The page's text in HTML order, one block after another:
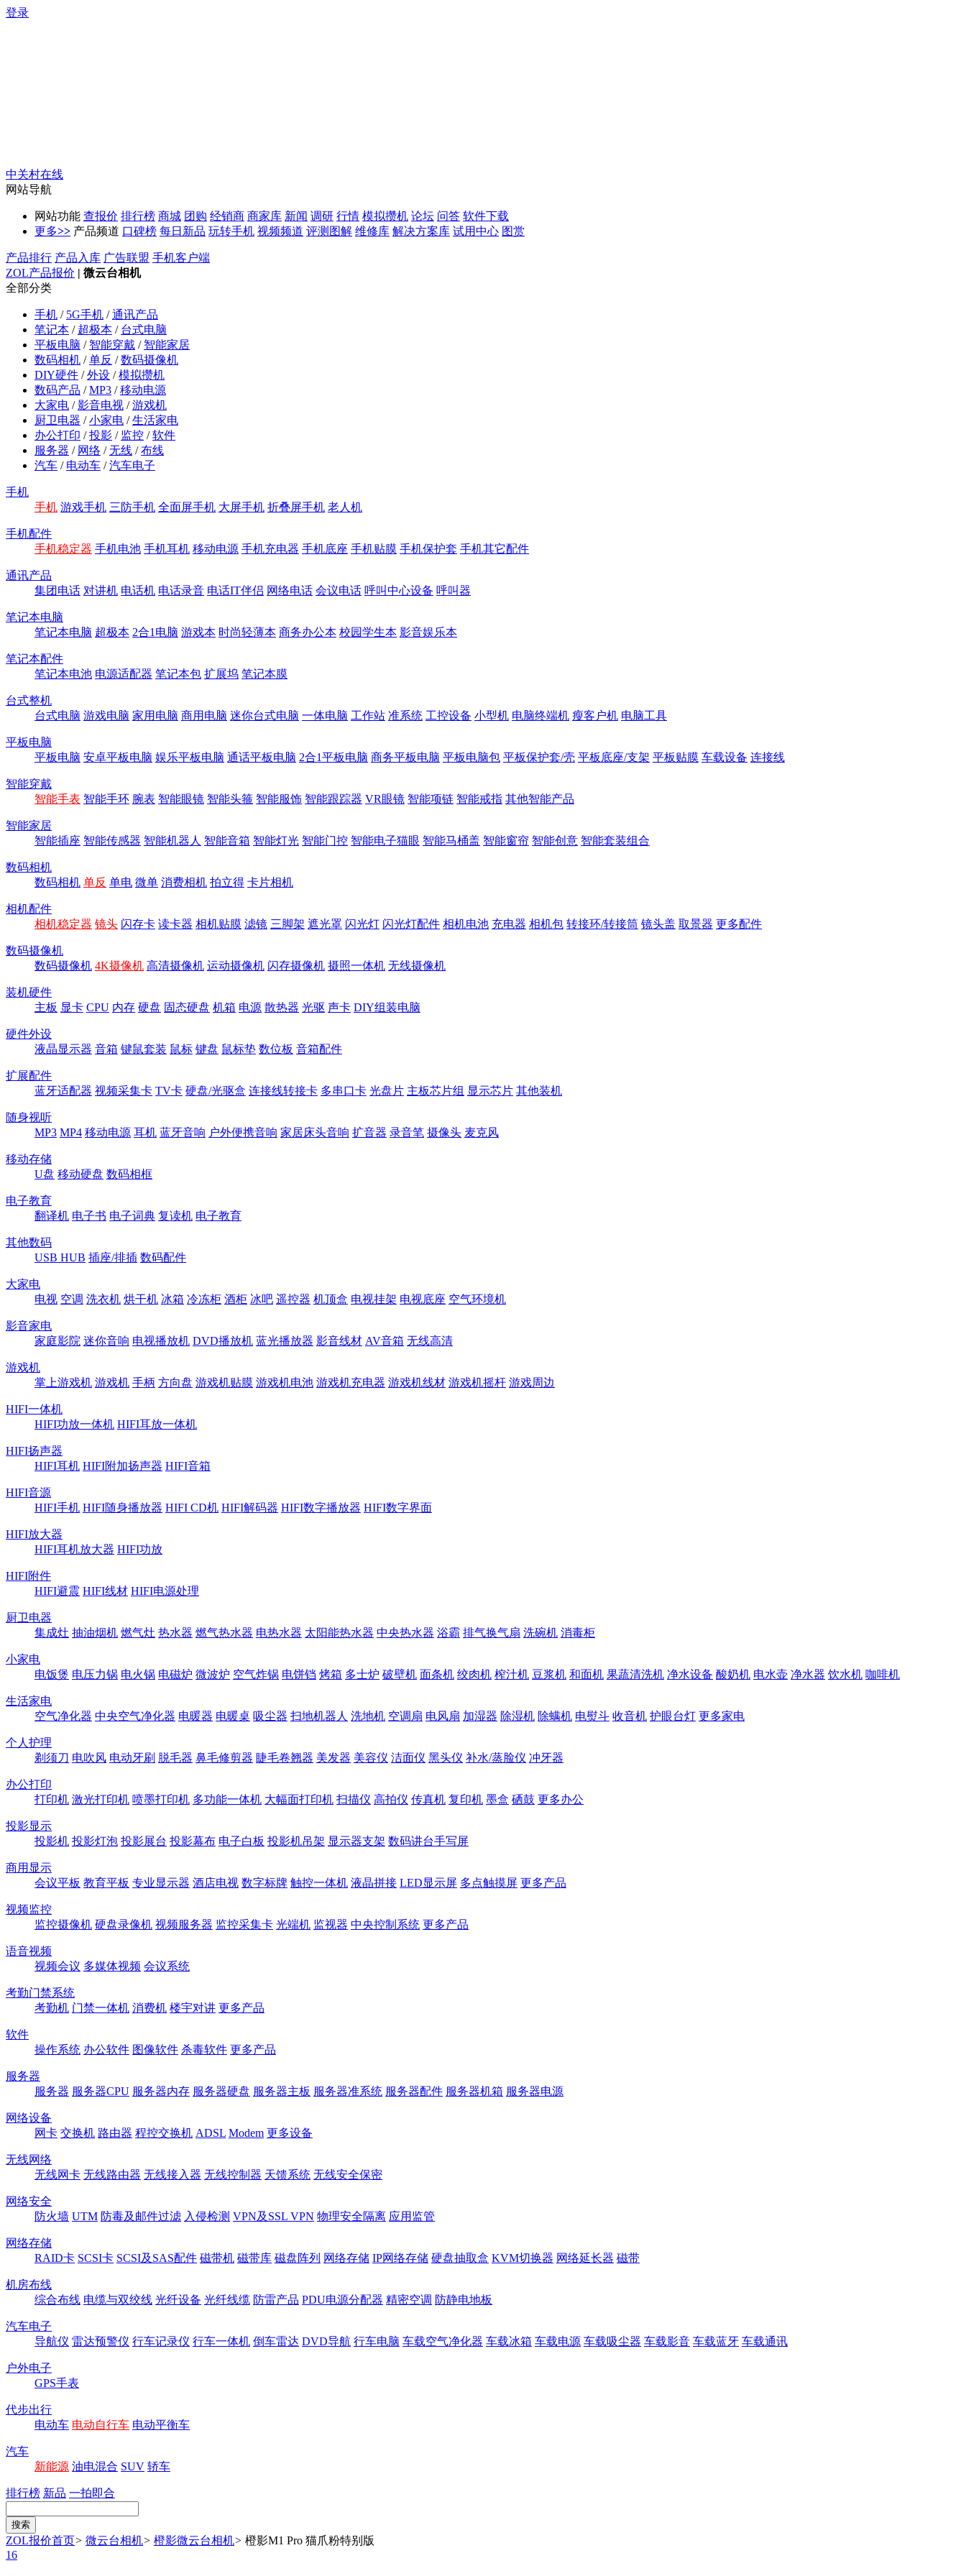
登录
中关村在线
网站导航
网站功能 查报价 排行榜 商城 团购 经销商 商家库 新闻 调研 行情 模拟攒机 论坛 问答 软件下载
更多>> 产品频道 口碑榜 每日新品 玩转手机 视频频道 评测图解 维修库 解决方案库 试用中心 图赏
产品排行 产品入库 广告联盟 手机客户端
ZOL产品报价 | 微云台相机
全部分类
手机 / 5G手机 /通讯产品
笔记本 / 超极本 / 台式电脑
平板电脑 / 智能穿戴 / 智能家居
数码相机 /单反 /数码摄像机
DIY硬件 /外设 /模拟攒机
数码产品 /MP3 /移动电源
大家电 /影音电视 /游戏机
厨卫电器 /小家电 /生活家电
办公打印 /投影 / 监控 /软件
服务器 / 网络 /无线 /布线
汽车 / 电动车 /汽车电子
手机
手机 游戏手机 三防手机 全面屏手机 大屏手机 折叠屏手机 老人机
手机配件
手机稳定器 手机电池 手机耳机 移动电源 手机充电器 手机底座 手机贴膜 手机保护套 手机其它配件
通讯产品
集团电话 对讲机 电话机 电话录音 电话IT伴侣 网络电话 会议电话 呼叫中心设备 呼叫器
笔记本电脑
笔记本电脑 超极本 2合1电脑 游戏本 时尚轻薄本 商务办公本 校园学生本 影音娱乐本
笔记本配件
笔记本电池 电源适配器 笔记本包 扩展坞 笔记本膜
台式整机
台式电脑 游戏电脑 家用电脑 商用电脑 迷你台式电脑 一体电脑 工作站 准系统 工控设备 小型机 电脑终端机 瘦客户机 电脑工具
平板电脑
平板电脑 安卓平板电脑 娱乐平板电脑 通话平板电脑 2合1平板电脑 商务平板电脑 平板电脑包 平板保护套/壳 平板底座/支架 平板贴膜 车载设备 连接线
智能穿戴
智能手表 智能手环 腕表 智能眼镜 智能头箍 智能服饰 智能跟踪器 VR眼镜 智能项链 智能戒指 其他智能产品
智能家居
智能插座 智能传感器 智能机器人 智能音箱 智能灯光 智能门控 智能电子猫眼 智能马桶盖 智能窗帘 智能创意 智能套装组合
数码相机
数码相机 单反 单电 微单 消费相机 拍立得 卡片相机
相机配件
相机稳定器 镜头 闪存卡 读卡器 相机贴膜 滤镜 三脚架 遮光罩 闪光灯 闪光灯配件 相机电池 充电器 相机包 转接环/转接筒 镜头盖 取景器 更多配件
数码摄像机
数码摄像机 4K摄像机 高清摄像机 运动摄像机 闪存摄像机 摄照一体机 无线摄像机
装机硬件
主板 显卡 CPU 内存 硬盘 固态硬盘 机箱 电源 散热器 光驱 声卡 DIY组装电脑
硬件外设
液晶显示器 音箱 键鼠套装 鼠标 键盘 鼠标垫 数位板 音箱配件
扩展配件
蓝牙适配器 视频采集卡 TV卡 硬盘/光驱盒 连接线转接卡 多串口卡 光盘片 主板芯片组 显示芯片 其他装机
随身视听
MP3 MP4 移动电源 耳机 蓝牙音响 户外便携音响 家居床头音响 扩音器 录音笔 摄像头 麦克风
移动存储
U盘 移动硬盘 数码相框
电子教育
翻译机 电子书 电子词典 复读机 电子教育
其他数码
USB HUB 插座/排插 数码配件
大家电
电视 空调 洗衣机 烘干机 冰箱 冷冻柜 酒柜 冰吧 遥控器 机顶盒 电视挂架 电视底座 空气环境机
影音家电
家庭影院 迷你音响 电视播放机 DVD播放机 蓝光播放器 影音线材 AV音箱 无线高清
游戏机
掌上游戏机 游戏机 手柄 方向盘 游戏机贴膜 游戏机电池 游戏机充电器 游戏机线材 游戏机摇杆 游戏周边
HIFI一体机
HIFI功放一体机 HIFI耳放一体机
HIFI扬声器
HIFI耳机 HIFI附加扬声器 HIFI音箱
HIFI音源
HIFI手机 HIFI随身播放器 HIFI CD机 HIFI解码器 HIFI数字播放器 HIFI数字界面
HIFI放大器
HIFI耳机放大器 HIFI功放
HIFI附件
HIFI避震 HIFI线材 HIFI电源处理
厨卫电器
集成灶 抽油烟机 燃气灶 热水器 燃气热水器 电热水器 太阳能热水器 中央热水器 浴霸 排气换气扇 洗碗机 消毒柜
小家电
电饭煲 电压力锅 电火锅 电磁炉 微波炉 空气炸锅 电饼铛 烤箱 多士炉 破壁机 面条机 绞肉机 榨汁机 豆浆机 和面机 果蔬清洗机 净水设备 酸奶机 电水壶 净水器 饮水机 咖啡机
生活家电
空气净化器 中央空气净化器 电暖器 电暖桌 吸尘器 扫地机器人 洗地机 空调扇 电风扇 加湿器 除湿机 除螨机 电熨斗 收音机 护眼台灯 更多家电
个人护理
剃须刀 电吹风 电动牙刷 脱毛器 鼻毛修剪器 睫毛卷翘器 美发器 美容仪 洁面仪 黑头仪 补水/蒸脸仪 冲牙器
办公打印
打印机 激光打印机 喷墨打印机 多功能一体机 大幅面打印机 扫描仪 高拍仪 传真机 复印机 墨盒 硒鼓 更多办公
投影显示
投影机 投影灯泡 投影展台 投影幕布 电子白板 投影机吊架 显示器支架 数码讲台手写屏
商用显示
会议平板 教育平板 专业显示器 酒店电视 数字标牌 触控一体机 液晶拼接 LED显示屏 多点触摸屏 更多产品
视频监控
监控摄像机 硬盘录像机 视频服务器 监控采集卡 光端机 监视器 中央控制系统 更多产品
语音视频
视频会议 多媒体视频 会议系统
考勤门禁系统
考勤机 门禁一体机 消费机 楼宇对讲 更多产品
软件
操作系统 办公软件 图像软件 杀毒软件 更多产品
服务器
服务器 服务器CPU 服务器内存 服务器硬盘 服务器主板 服务器准系统 服务器配件 服务器机箱 服务器电源
网络设备
网卡 交换机 路由器 程控交换机 ADSL Modem 更多设备
无线网络
无线网卡 无线路由器 无线接入器 无线控制器 天馈系统 无线安全保密
网络安全
防火墙 UTM 防毒及邮件过滤 入侵检测 VPN及SSL VPN 物理安全隔离 应用监管
网络存储
RAID卡 SCSI卡 SCSI及SAS配件 磁带机 磁带库 磁盘阵列 网络存储 IP网络存储 硬盘抽取盒 KVM切换器 网络延长器 磁带
机房布线
综合布线 电缆与双绞线 光纤设备 光纤线缆 防雷产品 PDU电源分配器 精密空调 防静电地板
汽车电子
导航仪 雷达预警仪 行车记录仪 行车一体机 倒车雷达 DVD导航 行车电脑 车载空气净化器 车载冰箱 车载电源 车载吸尘器 车载影音 车载蓝牙 车载通讯
户外电子
GPS手表
代步出行
电动车 电动自行车 电动平衡车
汽车
新能源 油电混合 SUV 轿车
排行榜 新品 一拍即合
ZOL报价首页> 微云台相机> 橙影微云台相机> 橙影M1 Pro 猫爪粉特别版
16